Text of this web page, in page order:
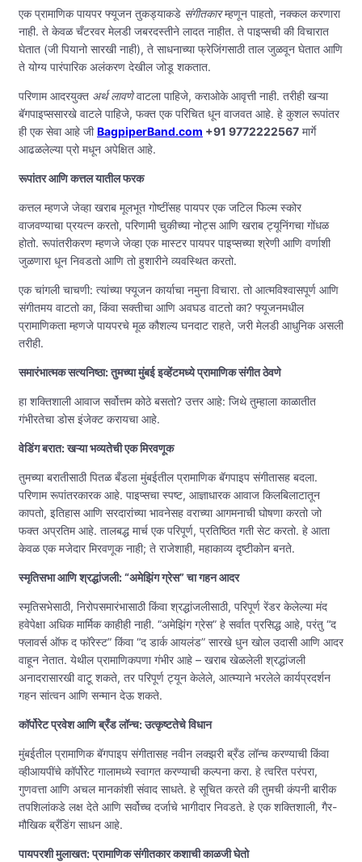
एक प्रामाणिक पायपर फ्यूजन तुकड्याकडे संगीतकारम्हणून पाहतो, नक्कल करणारा
नाही. ते केवळ चँटरवर मेलडी जबरदस्तीने लादत नाहीत. ते पाइप्सची की विचारात
घेतात (जी पियानो सारखी नाही), ते साधनाच्या फ्रेजिंगसाठी ताल जुळवून घेतात आणि
ते योग्य पारंपारिक अलंकरण देखील जोडू शकतात.
परिणाम आदरयुक्त अर्थ लावणेवाटला पाहिजे, कराओके आवृत्ती नाही. तरीही खऱ्या
बॅगपाइप्ससारखे वाटले पाहिजे, फक्त एक परिचित धून वाजवत आहे. हे कुशल रूपांतर
ही एक सेवा आहे जीBagpiperBand.com +91 9772222567 मार्गे
आढळलेल्या प्रो मधून अपेक्षित आहे.
रूपांतर आणि कत्तल यातील फरक
कत्तल म्हणजे जेव्हा खराब मूलभूत गोष्टींसह पायपर एक जटिल फिल्म स्कोर
वाजवण्याचा प्रयत्न करतो, परिणामी चुकीच्या नोट्स आणि खराब ट्यूनिंगचा गोंधळ
होतो. रूपांतरीकरण म्हणजे जेव्हा एक मास्टर पायपर पाइप्सच्या श्रेणी आणि वर्णाशी
जुळणारा धून निवडतो आणि तो हुशारीने व्यवस्थित करतो.
एक चांगली चाचणी: त्यांच्या फ्यूजन कार्याचा नमुना विचारा. तो आत्मविश्वासपूर्ण आणि
संगीतमय वाटतो का, किंवा सक्तीचा आणि अवघड वाटतो का? फ्यूजनमधील
प्रामाणिकता म्हणजे पायपरचे मूळ कौशल्य घनदाट राहते, जरी मेलडी आधुनिक असली
तरीही.
समारंभात्मक सत्यनिष्ठा: तुमच्या मुंबई इव्हेंटमध्ये प्रामाणिक संगीत ठेवणे
हा शक्तिशाली आवाज सर्वोत्तम कोठे बसतो? उत्तर आहे: जिथे तुम्हाला काळातीत
गंभीरतेचा डोस इंजेक्ट करायचा आहे.
वेडिंग बरात: खऱ्या भव्यतेची एक मिरवणूक
तुमच्या बरातीसाठी पितळ बँडला मुंबईतील प्रामाणिक बॅगपाइप संगीतासह बदला.
परिणाम रूपांतरकारक आहे. पाइप्सचा स्पष्ट, आज्ञाधारक आवाज किलबिलाटातून
कापतो, इतिहास आणि सरदारांच्या भावनेसह वराच्या आगमनाची घोषणा करतो जो
फक्त अप्रतिम आहे. तालबद्ध मार्च एक परिपूर्ण, प्रतिष्ठित गती सेट करतो. हे आता
केवळ एक मजेदार मिरवणूक नाही; ते राजेशाही, महाकाव्य दृष्टीकोन बनते.
स्मृतिसभा आणि श्रद्धांजली: “अमेझिंग ग्रेस” चा गहन आदर
स्मृतिसभेसाठी, निरोपसमारंभासाठी किंवा श्रद्धांजलीसाठी, परिपूर्ण रेंडर केलेल्या मंद
हवेपेक्षा अधिक मार्मिक काहीही नाही. “अमेझिंग ग्रेस” हे सर्वात प्रसिद्ध आहे, परंतु “द
फ्लावर्स ऑफ द फॉरेस्ट” किंवा “द डार्क आयलंड” सारखे धुन खोल उदासी आणि आदर
वाहून नेतात. येथील प्रामाणिकपणा गंभीर आहे – खराब खेळलेली श्रद्धांजली
अनादरासारखी वाटू शकते, तर परिपूर्ण ट्यून केलेले, आत्म्याने भरलेले कार्यप्रदर्शन
गहन सांत्वन आणि सन्मान देऊ शकते.
कॉर्पोरेट प्रवेश आणि ब्रँड लॉन्च: उत्कृष्टतेचे विधान
मुंबईतील प्रामाणिक बॅगपाइप संगीतासह नवीन लक्झरी ब्रँड लॉन्च करण्याची किंवा
व्हीआयपींचे कॉर्पोरेट गालामध्ये स्वागत करण्याची कल्पना करा. हे त्वरित परंपरा,
गुणवत्ता आणि अचल मानकांशी संवाद साधते. हे सूचित करते की तुमची कंपनी बारीक
तपशिलांकडे लक्ष देते आणि सर्वोच्च दर्जाचे भागीदार निवडते. हे एक शक्तिशाली, गैर-
मौखिक ब्रँडिंग साधन आहे.
पायपरशी मुलाखत: प्रामाणिक संगीतकार कशाची काळजी घेतो